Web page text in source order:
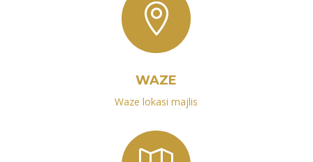

WAZE
Waze lokasi majlis